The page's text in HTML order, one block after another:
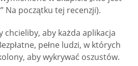
Na początku tej recenzji).
chcieliby, aby każda aplikacja
pełne ludzi, w których
aby wykrywać oszustów.